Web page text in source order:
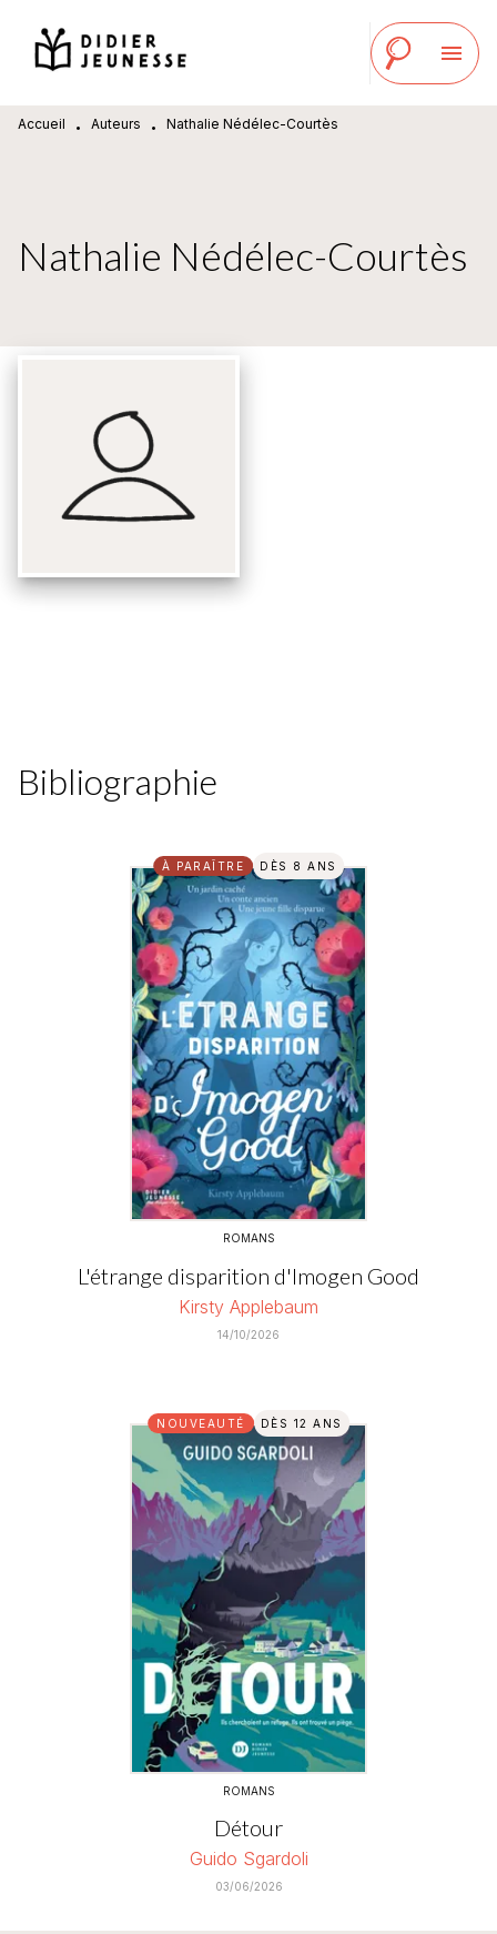
MENU RECHERCHE
PIED DE PAGE
menu
Accueil • Auteurs • Nathalie Nédélec-Courtès
Nathalie Nédélec-Courtès
Bibliographie
À PARAÎTRE DÈS 8 ANS
ROMANS
L'étrange disparition d'Imogen Good
Kirsty Applebaum
14/10/2026
NOUVEAUTÉ DÈS 12 ANS
ROMANS
Détour
Guido Sgardoli
03/06/2026